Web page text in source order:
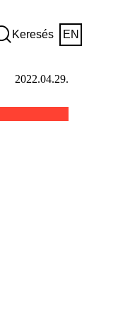
Keresés EN
2022.04.29.